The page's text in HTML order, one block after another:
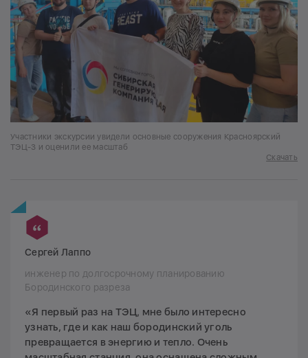
Участники экскурсии увидели основные сооружения Красноярский
ТЭЦ-3 и оценили ее масштаб
Скачать
Сергей Лаппо
инженер по долгосрочному планированию
Бородинского разреза
«Я первый раз на ТЭЦ, мне было интересно
узнать, где и как наш бородинский уголь
превращается в энергию и тепло. Очень